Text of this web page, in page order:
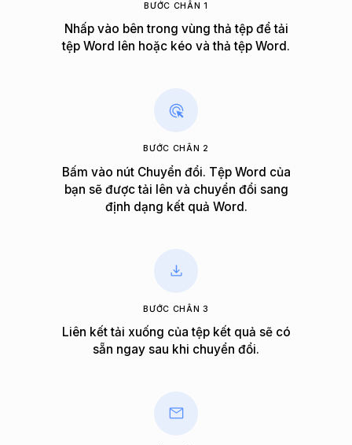
BƯỚC CHÂN 1
Nhấp vào bên trong vùng thả tệp để tải
tệp Word lên hoặc kéo và thả tệp Word.
BƯỚC CHÂN 2
Bấm vào nút Chuyển đổi. Tệp Word của
bạn sẽ được tải lên và chuyển đổi sang
định dạng kết quả Word.
BƯỚC CHÂN 3
Liên kết tải xuống của tệp kết quả sẽ có
sẵn ngay sau khi chuyển đổi.